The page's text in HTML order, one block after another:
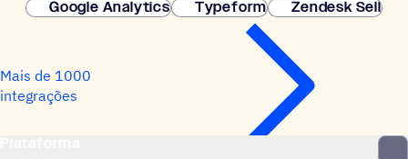
Google Analytics
Typeform Zendesk Sell
Mais de 1000
integrações